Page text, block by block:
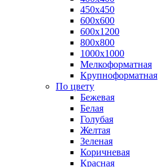
450х450
600х600
600х1200
800х800
1000х1000
Мелкоформатная
Крупноформатная
По цвету
Бежевая
Белая
Голубая
Желтая
Зеленая
Коричневая
Красная